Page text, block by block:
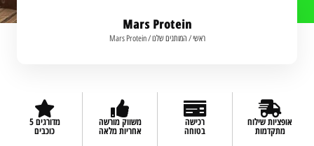
Mars Protein
ראשי/ המותגים שלנו/
Mars Protein
אופציות שילוח
מתקדמות
רכישה
בטוחה
משווק מורשה
אחריות מלאה
מדורגים 5
כוכבים